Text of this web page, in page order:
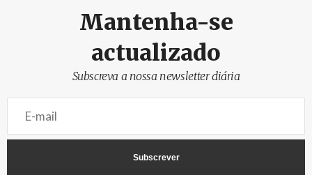
Mantenha-se
actualizado
Subscreva a nossa newsletter diária